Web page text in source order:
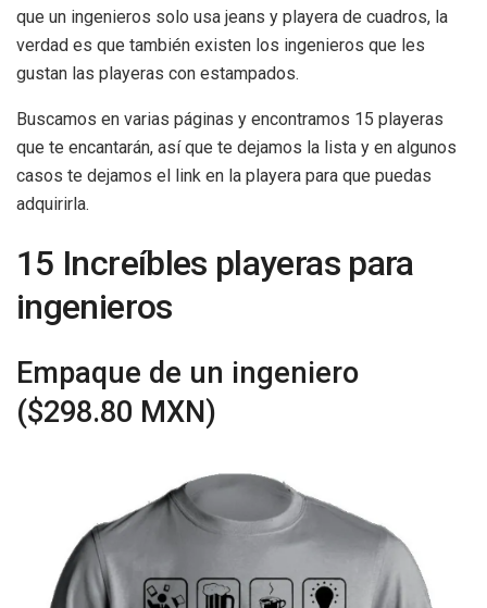
que un ingenieros solo usa jeans y playera de cuadros, la
verdad es que también existen los ingenieros que les
gustan las playeras con estampados.
Buscamos en varias páginas y encontramos 15 playeras
que te encantarán, así que te dejamos la lista y en algunos
casos te dejamos el link en la playera para que puedas
adquirirla.
15 Increíbles playeras para
ingenieros
Empaque de un ingeniero
($298.80 MXN)